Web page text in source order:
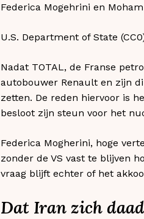
Federica Mogehrini en
U.S. Department of State
Nadat TOTAL, de Franse
autobouwer Renault en zijn
zetten. De reden hiervoor is
besloot zijn steun voor het
Federica Mogherini, hoge
zonder de VS vast te blijven
vraag blijft echter of het
Dat Iran zich